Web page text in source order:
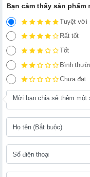
Bạn cảm thấy sản
Tuyệt vời
Rất tốt
Tốt
Bình
Chưa đạt